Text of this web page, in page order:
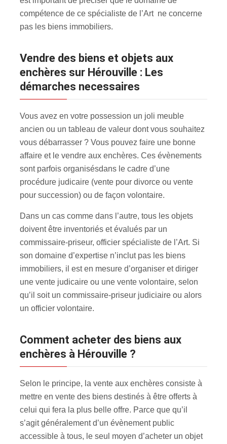
compétence de ce spécialiste de l’Art ne concerne
pas les biens immobiliers.
Vendre des biens et objets aux
enchères sur Hérouville : Les
démarches necessaires
Vous avez en votre possession un joli meuble
ancien ou un tableau de valeur dont vous souhaitez
vous débarrasser ? Vous pouvez faire une bonne
affaire et le vendre aux enchères. Ces évènements
sont parfois organisésdans le cadre d’une
procédure judicaire (vente pour divorce ou vente
pour succession) ou de façon volontaire.
Dans un cas comme dans l’autre, tous les objets
doivent être inventoriés et évalués par un
commissaire-priseur, officier spécialiste de l’Art. Si
son domaine d’expertise n’inclut pas les biens
immobiliers, il est en mesure d’organiser et diriger
une vente judicaire ou une vente volontaire, selon
qu’il soit un commissaire-priseur judiciaire ou alors
un officier volontaire.
Comment acheter des biens aux
enchères à Hérouville ?
Selon le principe, la vente aux enchères consiste à
mettre en vente des biens destinés à être offerts à
celui qui fera la plus belle offre. Parce que qu’il
s’agit généralement d’un évènement public
accessible à tous, le seul moyen d’acheter un objet